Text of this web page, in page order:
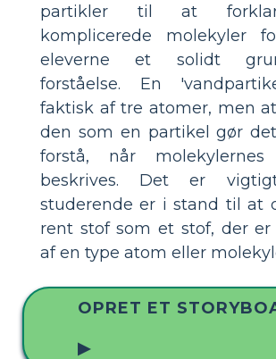
partikler til at
komplicerede molekyler
eleverne et solidt
forståelse. En
faktisk af tre atomer, men
den som en partikel gør
forstå, når molekylernes
beskrives. Det er
studerende er i stand til at
rent stof som et stof, der
af en type atom eller
OPRET ET
▶